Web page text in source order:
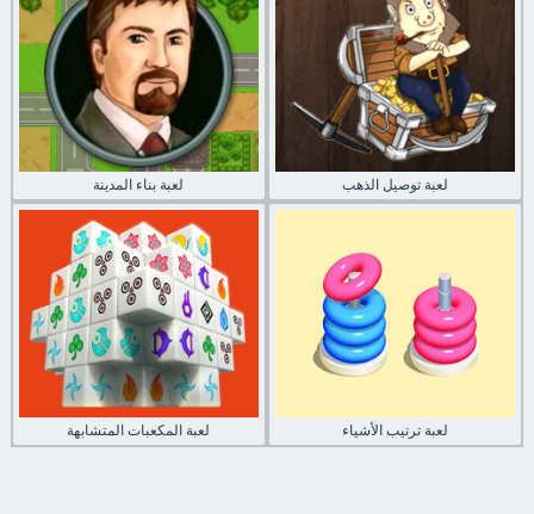
لعبة بناء المدينة لعبة توصيل الذهب
لعبة المكعبات المتشابهة لعبة ترتيب الأشياء